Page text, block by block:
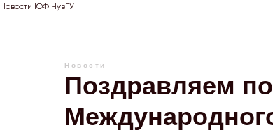
Новости ЮФ ЧувГУ
Новости
Поздравляем